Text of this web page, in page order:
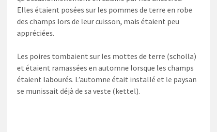
Elles étaient posées sur les pommes de terre en robe
des champs lors de leur cuisson, mais étaient peu
appréciées.
Les poires tombaient sur les mottes de terre (scholla)
et étaient ramassées en automne lorsque les champs
étaient labourés. L’automne était installé et le paysan
se munissait déjà de sa veste (kettel).